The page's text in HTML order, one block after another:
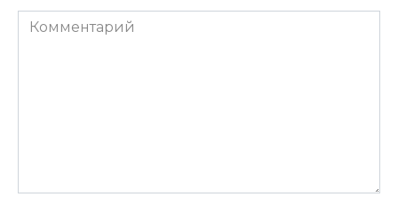
Комментарий